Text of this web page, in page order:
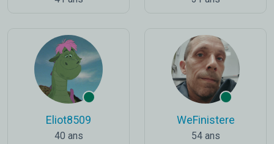
Eliot8509
40 ans
WeFinistere
54 ans